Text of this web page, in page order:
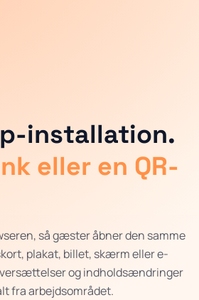
installation.
eller en QR-
så gæster åbner den samme
plakat, billet, skærm eller e-
og indholdsændringer
fra arbejdsområdet.